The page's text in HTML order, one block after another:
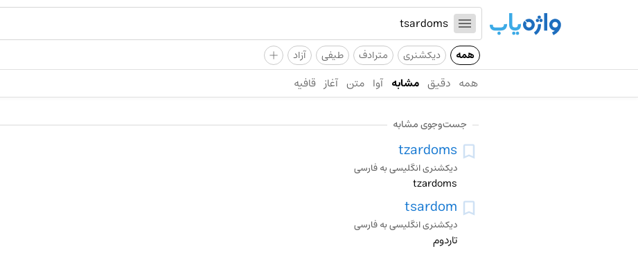
همه دیکشنری مترادف طیفی آزاد +
همه دقیق مشابه آوا متن آغاز قافیه
جست‌وجوی مشابه
tzardoms
دیکشنری انگلیسی به فارسی
tzardoms
tsardom
دیکشنری انگلیسی به فارسی
تاردوم